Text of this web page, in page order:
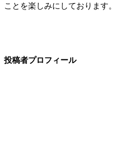
ことを楽しみにしております。
投稿者プロフィール